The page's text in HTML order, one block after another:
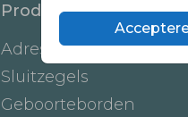
Producten
Adresstickers
Sluitzegels
Geboorteborden